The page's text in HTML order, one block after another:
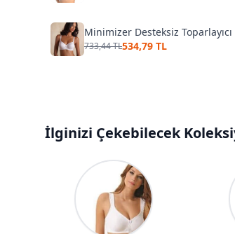
Minimizer Desteksiz
733,44 TL534,79 TL
İlginizi Çekebilecek